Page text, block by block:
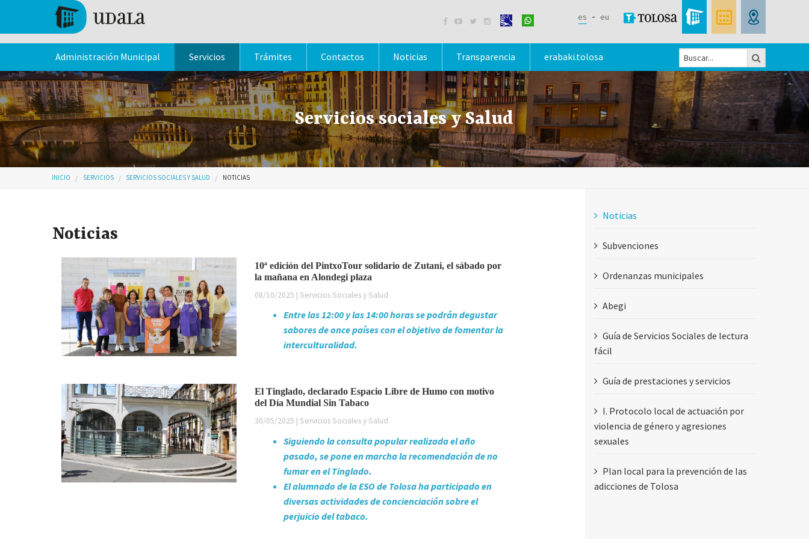
Pasar al contenido principal
    es eu
Formulario
de
búsqueda
Administración Municipal Servicios Trámites Contactos Noticias Transparencia erabaki.tolosa
Servicios sociales y Salud
Usted está aquí
INICIO SERVICIOS SERVICIOS SOCIALES Y SALUD NOTICIAS
Noticias
10ª edición del PintxoTour solidario de Zutani, el sábado por
la mañana en Alondegi plaza
08/10/2025 | Servicios Sociales y Salud
Entre las 12:00 y las 14:00 horas se podrán degustar
sabores de once países con el objetivo de fomentar la
interculturalidad.
El Tinglado, declarado Espacio Libre de Humo con motivo
del Día Mundial Sin Tabaco
30/05/2025 | Servicios Sociales y Salud
Siguiendo la consulta popular realizada el año
pasado, se pone en marcha la recomendación de no
fumar en el Tinglado.
El alumnado de la ESO de Tolosa ha participado en
diversas actividades de concienciación sobre el
perjuicio del tabaco.
Noticias
Subvenciones
Ordenanzas municipales
Abegi
Guía de Servicios Sociales de lectura
fácil
Guía de prestaciones y servicios
I. Protocolo local de actuación por
violencia de género y agresiones
sexuales
Plan local para la prevención de las
adicciones de Tolosa